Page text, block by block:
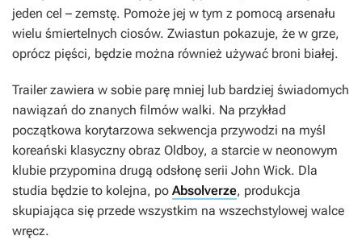
jeden cel – zemstę. Pomoże jej w tym z pomocą arsenału
wielu śmiertelnych ciosów. Zwiastun pokazuje, że w grze,
oprócz pięści, będzie można również używać broni białej.
Trailer zawiera w sobie parę mniej lub bardziej świadomych
nawiązań do znanych filmów walki. Na przykład
początkowa korytarzowa sekwencja przywodzi na myśl
koreański klasyczny obraz Oldboy, a starcie w neonowym
klubie przypomina drugą odsłonę serii John Wick. Dla
studia będzie to kolejna, po Absolverze, produkcja
skupiająca się przede wszystkim na wszechstylowej walce
wręcz.